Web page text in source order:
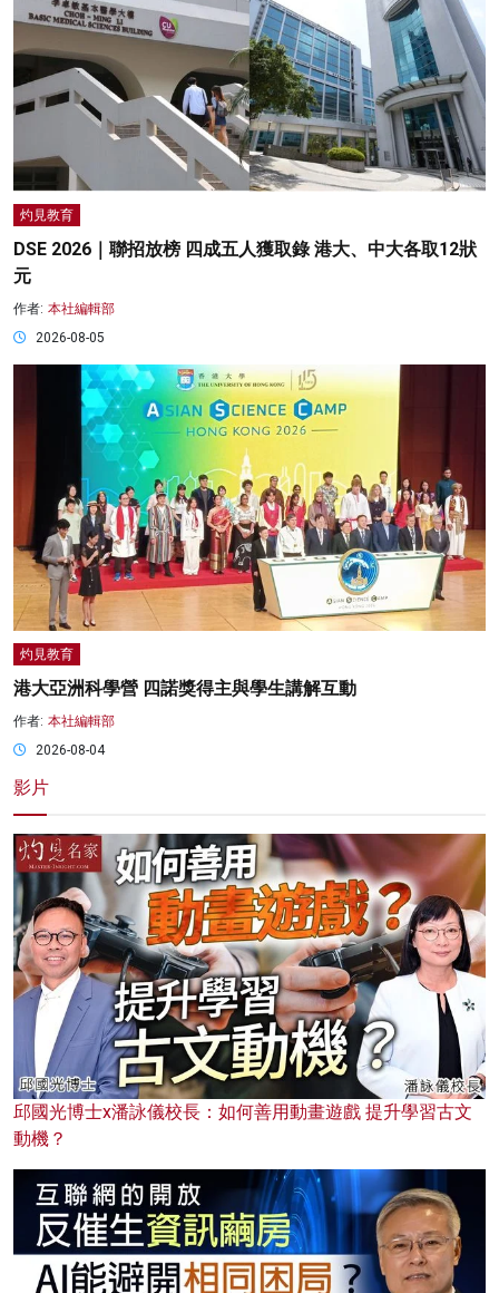
灼見教育
DSE 2026｜聯招放榜 四成五人獲取錄 港大、中大各取12狀
元
作者: 本社編輯部
2026-08-05
灼見教育
港大亞洲科學營 四諾獎得主與學生講解互動
作者: 本社編輯部
2026-08-04
影片
邱國光博士x潘詠儀校長：如何善用動畫遊戲 提升學習古文
動機？